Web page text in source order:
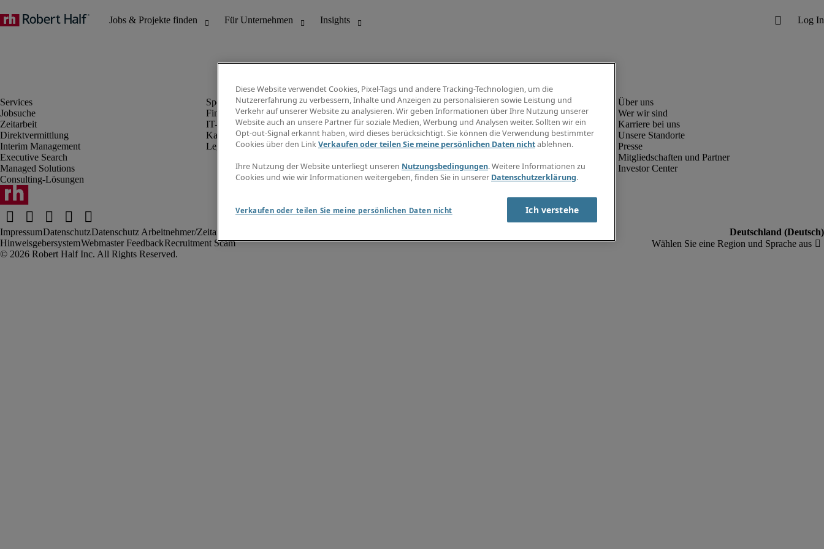
Jobsuche
Zeitarbeit
Direktvermittlung
Interim Management
Executive Search
Managed Solutions
Consulting-Lösungen
Finanz- & Rechnungswesen
IT-Bereich
Kaufmännischer Bereich
Legal
Info Center
Jobübersicht
Gehaltsübersicht
E-Learning
Wer wir sind
Karriere bei uns
Unsere Standorte
Presse
Mitgliedschaften und Partner
Investor Center
ImpressumDatenschutzDatenschutz Arbeitnehmer/Zeitarbeitskräfte
HinweisgebersystemWebmaster FeedbackRecruitment Scam
Diese Website verwendet Cookies, Pixel-Tags und andere Tracking-Technologien, um die
Nutzererfahrung zu verbessern, Inhalte und Anzeigen zu personalisieren sowie Leistung und
Verkehr auf unserer Website zu analysieren. Wir geben Informationen über Ihre Nutzung unserer
Website auch an unsere Partner für soziale Medien, Werbung und Analysen weiter. Sollten wir ein
Opt-out-Signal erkannt haben, wird dieses berücksichtigt. Sie können die Verwendung bestimmter
Cookies über den LinkVerkaufen oder teilen Sie meine persönlichen Daten nichtablehnen.
Ihre Nutzung der Website unterliegt unseren Nutzungsbedingungen. Weitere Informationen zu
Cookies und wie wir Informationen weitergeben, finden Sie in unserer Datenschutzerklärung.
Verkaufen oder teilen Sie meine persönlichen Daten nicht Ich verstehe